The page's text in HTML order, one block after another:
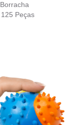
Borracha
125 Peças